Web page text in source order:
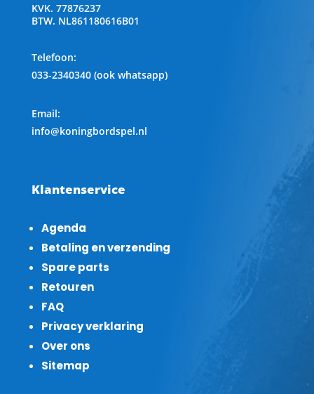
KVK. 77876237
BTW. NL861180616B01
Telefoon:
033-2340340 (ook whatsapp)
Email:
info@koningbordspel.nl
Klantenservice
Agenda
Betaling en verzending
Spare parts
Retouren
FAQ
Privacy verklaring
Over ons
Sitemap